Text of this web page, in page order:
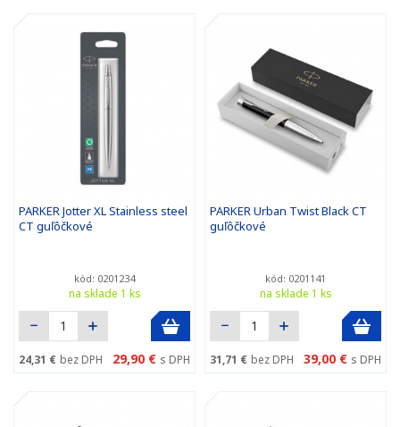
PARKER Jotter XL Stainless steel
CT guľôčkové
kód: 0201234
na sklade 1 ks
24,31 € bez DPH 29,90 € s DPH
PARKER Urban Twist Black CT
guľôčkové
kód: 0201141
na sklade 1 ks
31,71 € bez DPH 39,00 € s DPH